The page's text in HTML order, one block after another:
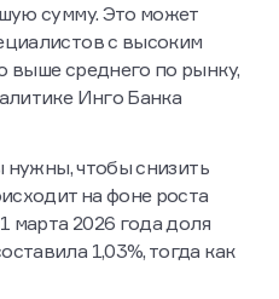
сумму. Это может
с высоким
выше среднего по рынку,
Инго Банка
нужны, чтобы снизить
на фоне роста
марта 2026 года доля
1,03%, тогда как